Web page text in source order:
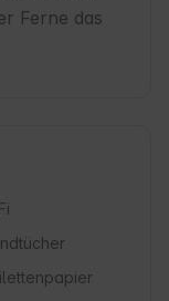
Ferne das